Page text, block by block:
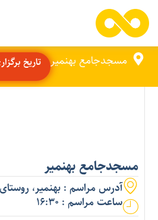
مسجدجامع بهنمیر تاریخ
مسجدجامع بهنمیر
آدرس مراسم : بهنمیر،
ساعت مراسم : 16:30